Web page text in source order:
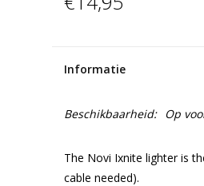
Informatie
Beschikbaarheid: Op
The Novi Ixnite lighter is
cable needed).